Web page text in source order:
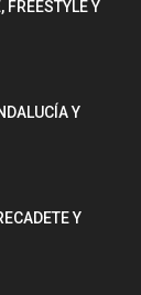
FREESTYLE Y
Y
Y